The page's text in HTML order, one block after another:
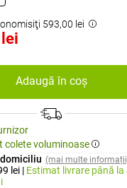
593,00 lei
Adaugă în coș
colete voluminoase
(mai multe
lei | Estimat livrare până la